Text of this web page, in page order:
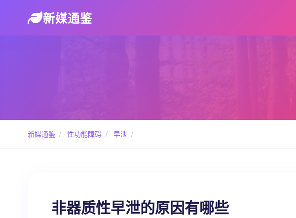
新媒通鉴
新媒通鉴 / 性功能障碍 / 早泄 /
非器质性早泄的原因有哪些